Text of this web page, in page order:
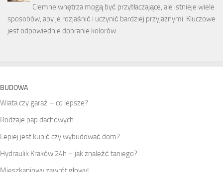
Ciemne wnętrza mogą być przytłaczające, ale istnieje wiele
sposobów, aby je rozjaśnić i uczynić bardziej przyjaznymi. Kluczowe
jest odpowiednie dobranie kolorów …
BUDOWA
Wiata czy garaż – co lepsze?
Rodzaje pap dachowych
Lepiej jest kupić czy wybudować dom?
Hydraulik Kraków 24h – jak znaleźć taniego?